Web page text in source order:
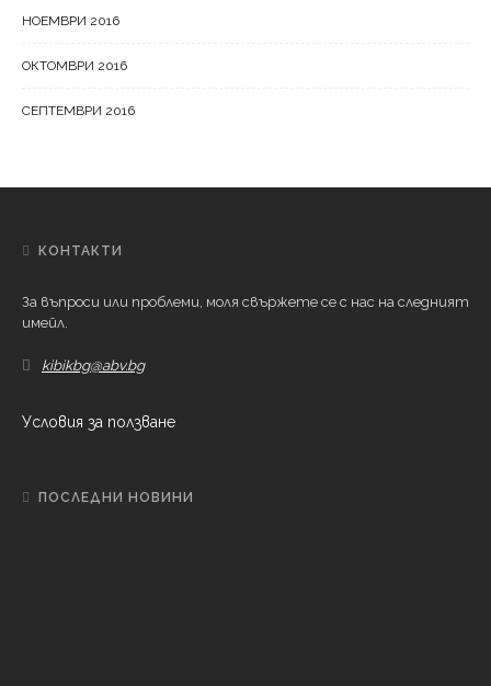
НОЕМВРИ 2016
ОКТОМВРИ 2016
СЕПТЕМВРИ 2016
КОНТАКТИ
За въпроси или проблеми, моля свържете се с нас на следният
имейл.
kibikbg@abv.bg
Условия за ползване
ПОСЛЕДНИ НОВИНИ